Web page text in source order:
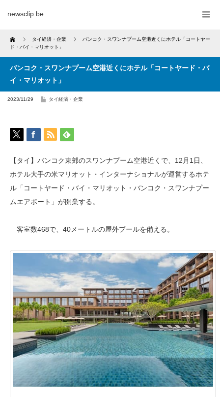
newsclip.be
Home タイ経済・企業
バンコク・スワンナプーム空港近くにホテル「コートヤー
ド・バイ・マリオット」
バンコク・スワンナプーム空港近くにホテル「コートヤード・バ
イ・マリオット」
2023/11/29 タイ経済・企業
【タイ】バンコク東郊のスワンナプーム空港近くで、12月1日、
ホテル大手の米マリオット・インターナショナルが運営するホテ
ル「コートヤード・バイ・マリオット・バンコク・スワンナプー
ムエアポート」が開業する。
客室数468で、40メートルの屋外プールを備える。